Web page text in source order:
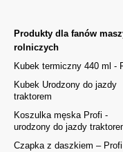
Produkty dla fanów
rolniczych
Kubek termiczny 440 ml -
Kubek Urodzony do jazdy
traktorem
Koszulka męska Profi -
urodzony do jazdy
Czapka z daszkiem – Profi